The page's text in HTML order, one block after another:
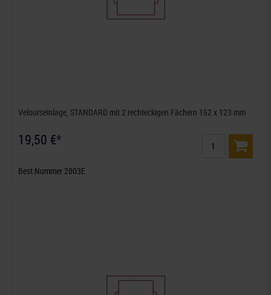
Velourseinlage, STANDARD mit 2 rechteckigen Fächern 152 x 123 mm
19,50 €*
Best.Nummer 2803E